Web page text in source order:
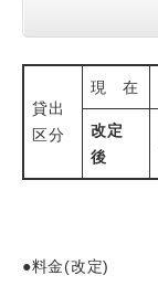
貸出
区分
現 在
改定
後
●料金(改定)